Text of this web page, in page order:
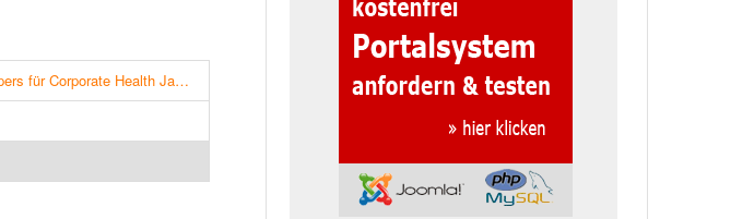
Call for Papers für Corporate Health Jahrbuch 2012 startet